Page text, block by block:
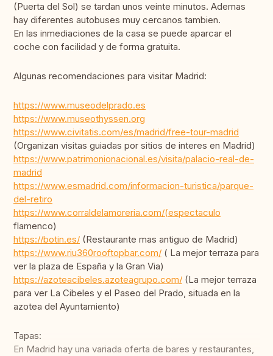
(Puerta del Sol) se tardan unos veinte minutos. Ademas
hay diferentes autobuses muy cercanos tambien.
En las inmediaciones de la casa se puede aparcar el
coche con facilidad y de forma gratuita.
Algunas recomendaciones para visitar Madrid:
https://www.museodelprado.es
https://www.museothyssen.org
https://www.civitatis.com/es/madrid/free-tour-madrid
(Organizan visitas guiadas por sitios de interes en Madrid)
https://www.patrimonionacional.es/visita/palacio-real-de-
madrid
https://www.esmadrid.com/informacion-turistica/parque-
del-retiro
https://www.corraldelamoreria.com/(espectaculo
flamenco)
https://botin.es/ (Restaurante mas antiguo de Madrid)
https://www.riu360rooftopbar.com/ ( La mejor terraza para
ver la plaza de España y la Gran Via)
https://azoteacibeles.azoteagrupo.com/ (La mejor terraza
para ver La Cibeles y el Paseo del Prado, situada en la
azotea del Ayuntamiento)
Tapas:
En Madrid hay una variada oferta de bares y restaurantes,